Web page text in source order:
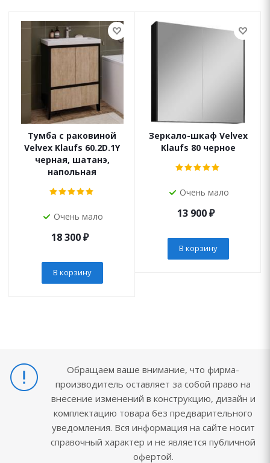
Тумба с раковиной
Velvex Klaufs 60.2D.1Y
черная, шатанэ,
напольная
Очень мало
18 300₽
В корзину
Зеркало-шкаф Velvex
Klaufs 80 черное
Очень мало
13 900₽
В корзину
Обращаем ваше внимание, что фирма-
производитель оставляет за собой право на
внесение изменений в конструкцию, дизайн и
комплектацию товара без предварительного
уведомления. Вся информация на сайте носит
справочный характер и не является публичной
офертой.